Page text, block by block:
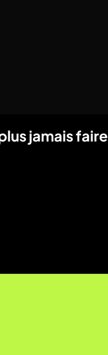
jamais faire